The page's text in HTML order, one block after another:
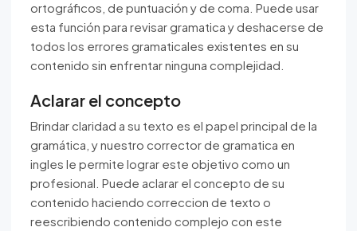
ortográficos, de puntuación y de coma. Puede usar
esta función para revisar gramatica y deshacerse de
todos los errores gramaticales existentes en su
contenido sin enfrentar ninguna complejidad.
Aclarar el concepto
Brindar claridad a su texto es el papel principal de la
gramática, y nuestro corrector de gramatica en
ingles le permite lograr este objetivo como un
profesional. Puede aclarar el concepto de su
contenido haciendo correccion de texto o
reescribiendo contenido complejo con este